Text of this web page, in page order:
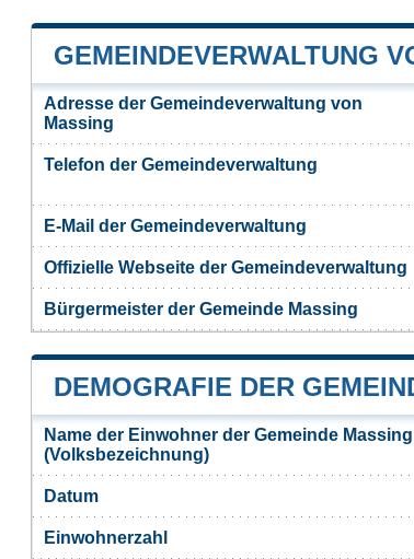
GEMEINDEVERWALTUNG
Adresse der Gemeindeverwaltung von
Massing
Telefon der Gemeindeverwaltung
E-Mail der Gemeindeverwaltung
Offizielle Webseite der Gemeindeverwaltung
Bürgermeister der Gemeinde Massing
DEMOGRAFIE DER
Name der Einwohner der Gemeinde Massing
(Volksbezeichnung)
Datum
Einwohnerzahl